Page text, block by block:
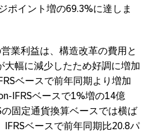
ポイント増の69.3%に達しま
業利益は、構造改革の費用と
大幅に減少したため好調に増加
ベースで前年同期より増加
IFRSベースで1%増の14億
固定通貨換算ベースでは横ば
ベースで前年同期比20.8パ